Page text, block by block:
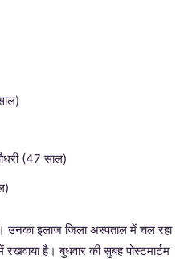
(47 साल)
उनका इलाज जिला अस्पताल में चल रहा
है। बुधवार की सुबह पोस्टमार्टम